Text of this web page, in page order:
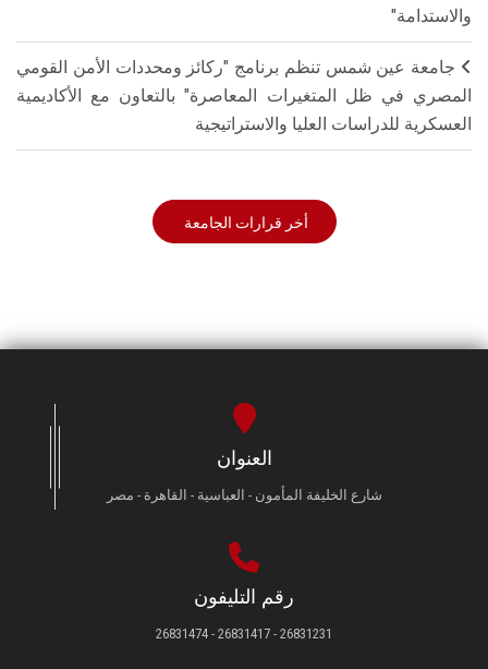
والاستدامة"
جامعة عين شمس تنظم برنامج "ركائز ومحددات الأمن القومي
المصري في ظل المتغيرات المعاصرة" بالتعاون مع الأكاديمية
العسكرية للدراسات العليا والاستراتيجية
أخر قرارات الجامعة
العنوان
شارع الخليفة المأمون - العباسية - القاهرة - مصر
رقم التليفون
26831231 - 26831417 - 26831474